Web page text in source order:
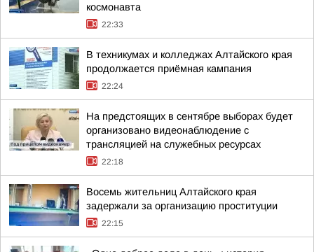
космонавта
22:33
В техникумах и колледжах Алтайского края
продолжается приёмная кампания
22:24
На предстоящих в сентябре выборах будет
организовано видеонаблюдение с
трансляцией на служебных ресурсах
22:18
Восемь жительниц Алтайского края
задержали за организацию проституции
22:15